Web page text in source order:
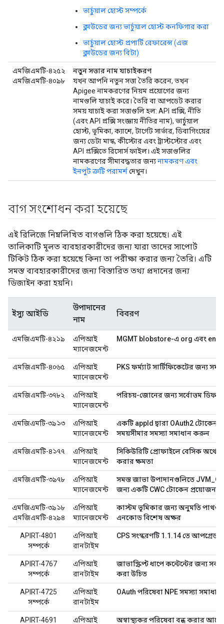
ভার্চুয়াল হোস্ট সম্পর্কে
ক্লাউডের জন্য ভার্চুয়াল হোস্ট কনফিগার করা
ভার্চুয়াল হোস্ট প্রপার্টি রেফারেন্স (এজ
ক্লাউডের জন্য বিটা)
এমজিএমটি-৪২৫২
এমজিএমটি-৪০৯৮
নতুন সত্তার নাম যাচাইকরণ
যখন আপনি নতুন সত্তা তৈরি করেন, তখন
Apigee নামকরণের নিয়ম প্রয়োগের জন্য
নামগুলি যাচাই করে। তৈরি বা আপডেট করার
সময় যাচাই করা সত্তাগুলি হল: API প্রক্সি, নীতি
(এবং API প্রক্সি সংজ্ঞায় নীতির নাম), ভার্চুয়াল
হোস্ট, ভূমিকা, ক্যাশে, টার্গেট সার্ভার, ডিবাগিংয়ের
জন্য ডেটা মাস্ক, কীস্টোর এবং ট্রাস্টস্টোর এবং
API প্রক্সিতে রিসোর্স ফাইল। এই সত্তাগুলির
নামকরণের সীমাবদ্ধতার জন্যনামকরণ এবং
ইনপুট ত্রুটি পরামর্শদেখুন।
বাগ সংশোধন করা হয়েছে
এই রিলিজে নিম্নলিখিত বাগগুলি ঠিক করা হয়েছে। এই
তালিকাটি মূলত ব্যবহারকারীদের জন্য যারা তাদের সাপোর্ট
টিকিট ঠিক করা হয়েছে কিনা তা পরীক্ষা করার জন্য তৈরি। এটি
সমস্ত ব্যবহারকারীদের জন্য বিস্তারিত তথ্য প্রদানের জন্য
ডিজাইন করা হয়নি।
ইস্যু আইডি
উপাদানের
নাম
বিবরণ
এমজিএমটি-৪২১৯
এপিআই
ম্যানেজমেন্ট
MGMT blobstore-এ org এবং env
এমজিএমটি-৪০৬৫
এপিআই
ম্যানেজমেন্ট
PKS ফর্ম্যাট সার্টিফিকেটের জন্য
এমজিএমটি-৩৭৮২
এপিআই
ম্যানেজমেন্ট
পরিচয়-জোনের জন্য সর্বোত্তম ডিফল্ট
এমজিএমটি-৩৯১৩
এপিআই
ম্যানেজমেন্ট
একটি appId দ্বারা OAuth2 টোকেন
সময়সীমার সমস্যা সমাধান করুন
এমজিএমটি-৪১৭৭
এপিআই
ম্যানেজমেন্ট
সিকিউরিটি প্রোফাইলে বেসিক
করার ক্ষমতা
এমজিএমটি-৩৯৭৮
এপিআই
ম্যানেজমেন্ট
সমস্ত জাভা উপাদানগুলিতে
জন্য একটি CWC টোকেন প্রয়োজন
এমজিএমটি-৩৯১৮
এমজিএমটি-৪২৯৪
এপিআই
ম্যানেজমেন্ট
কাস্টম ভূমিকার জন্য অনুমতি
এনকোড বিশেষ অক্ষর
APIRT-4801
সম্পর্কে
এপিআই
রানটাইম
CPS সংস্করণটি 1.1.14 তে আপগ্রেড
APIRT-4767
সম্পর্কে
এপিআই
রানটাইম
জাভাস্ক্রিপ্ট ধাপে কন্টেন্টের জন্য
করা উচিত
APIRT-4725
সম্পর্কে
এপিআই
রানটাইম
OAuth পরিষেবা NPE সমস্যা
APIRT-4691 এপিআই অস্বাস্থ্যকর পরিষেবা বন্ধ করার